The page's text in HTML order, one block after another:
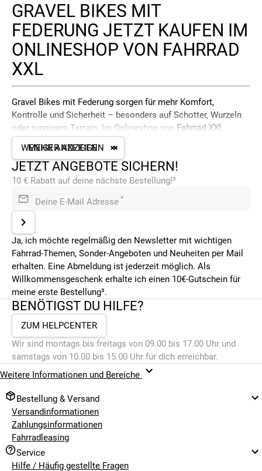
GRAVEL BIKES MIT
FEDERUNG JETZT KAUFEN IM
ONLINESHOP VON FAHRRAD
XXL
Gravel Bikes mit Federung sorgen für mehr Komfort,
Kontrolle und Sicherheit – besonders auf Schotter, Wurzeln
oder ruppigem Terrain. Im Onlineshop von Fahrrad XXL
findest du die
größte Auswahl an Gravel Bikes in
Deutschland, erhältst eineumfangreiche Online-Kaufberatung
und kannstdein Wunschbike in unseren Filialen Probe fahren
So findest du genau das Bike, das zu dir passt – ob mit oder
ohne Federgabel.
LOHNT SICH EINE FEDERUNG BEI EINEM
GRAVEL BIKE – UND FÜR WEN?
Ja – ein Gravel Bike mit Federunglohnt sich besonders für
alle, die oft auf unbefestigten Wegen, Waldpfaden oder
grobem Untergrund unterwegs sind. Der zusätzliche Komfort
macht sich schnell bemerkbar – besonders bei längeren
Touren oder mit Gepäck.
Ein Gravel Bike mit Federgabelist ideal für Bikepacking,
Touren mit viel Zuladung und technisches Terrain. Auch
Einsteiger:innen profitieren von der höheren Kontrolle auf
MEHR ANZEIGEN
WENIGER ANZEIGEN
JETZT ANGEBOTE SICHERN!
10 € Rabatt auf deine nächste Bestellung!³
Deine E-Mail Adresse *
Ja, ich möchte regelmäßig den Newsletter mit wichtigen
Fahrrad-Themen, Sonder-Angeboten und Neuheiten per Mail
erhalten. Eine Abmeldung ist jederzeit möglich. Als
Willkommensgeschenk erhalte ich einen 10€-Gutschein für
meine erste Bestellung³.
BENÖTIGST DU HILFE?
ZUM HELPCENTER
Wir sind montags bis freitags von 09.00 bis 17.00 Uhr und
samstags von 10.00 bis 15.00 Uhr für dich erreichbar.
Weitere Informationen und Bereiche
Bestellung & Versand
Versandinformationen
Zahlungsinformationen
Fahrradleasing
Service
Hilfe / Häufig gestellte Fragen